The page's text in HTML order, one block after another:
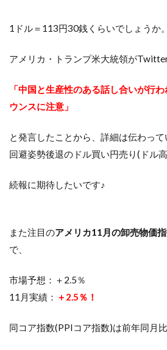
1ドル＝113円30銭くらいでしょうか。
アメリカ・トランプ米大統領が
「中国と生産性のある話し合いが行
ウンスに注意」
と発言したことから、詳細は伝わっ
回避姿勢後退のドル買い円売り(ドル
続報に期待したいです♪
また注目のアメリカ11月の卸売物価
で、
市場予想：＋2.5％
11月実績： ＋2.5％！
同コア指数(PPIコア指数)は前年同月比